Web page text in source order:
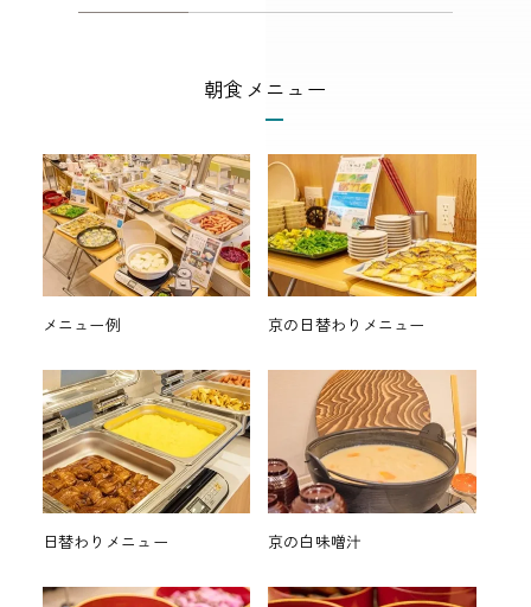
朝食メニュー
メニュー例 京の日替わりメニュー
日替わりメニュー 京の白味噌汁